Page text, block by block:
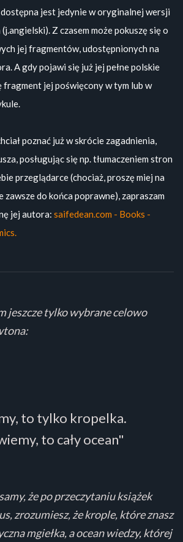
dostępna jest jedynie w oryginalnej wersji
Z czasem może pokuszę się o
jej fragmentów, udostępnionych na
A gdy pojawi się już jej pełne polskie
fragment jej poświęcony w tym lub w
poznać już w skrócie zagadnienia,
posługując się np. tłumaczeniem stron
przeglądarce (chociaż, proszę miej na
zawsze do końca poprawne), zapraszam
jej autora: saifedean.com - Books -
jeszcze tylko wybrane celowo
to tylko kropelka.
to cały ocean"
że po przeczytaniu książek
zrozumiesz, że krople, które znasz
mgiełka, a ocean wiedzy, której